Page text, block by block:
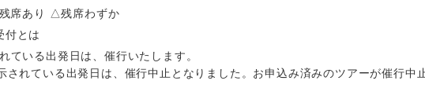
席あり △残席わずか
付とは
ている出発日は、催行いたします。
されている出発日は、催行中止となりました。お申込み済みのツアーが催行中
2名様催行